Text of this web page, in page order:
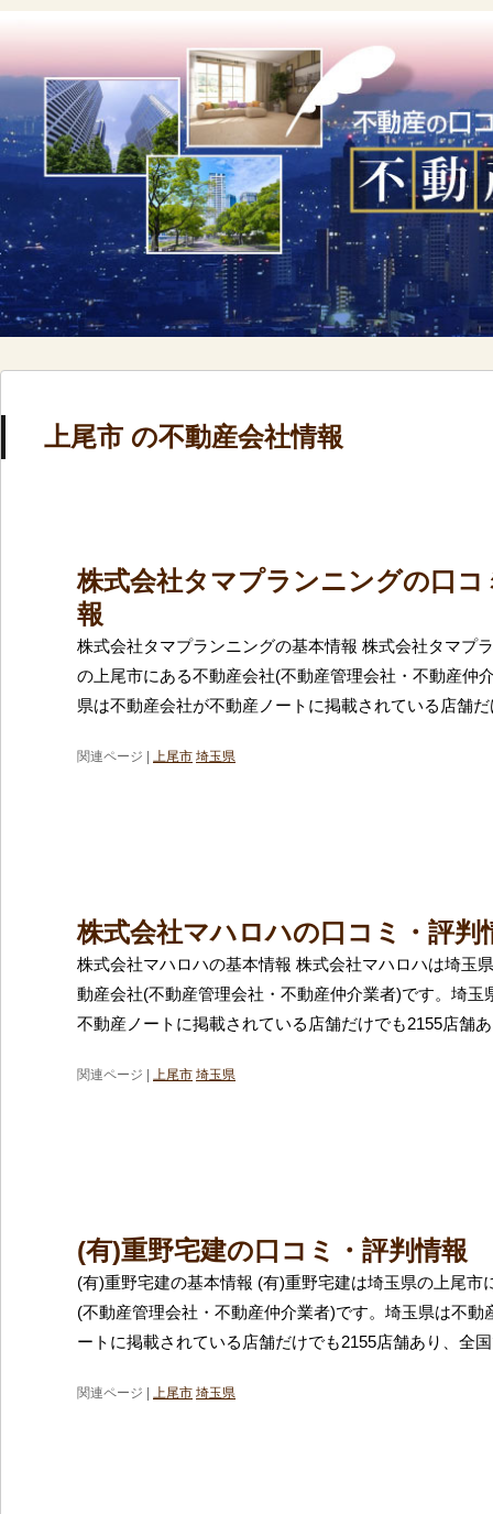
上尾市 の不動産会社情報
株式会社タマプランニングの口コ
報
株式会社タマプランニングの基本情報 株式会社タマプ
の上尾市にある不動産会社(不動産管理会社・不動産仲
県は不動産会社が不動産ノートに掲載されている店舗
関連ページ | 上尾市 埼玉県
株式会社マハロハの口コミ・評判
株式会社マハロハの基本情報 株式会社マハロハは埼玉
動産会社(不動産管理会社・不動産仲介業者)です。埼玉
不動産ノートに掲載されている店舗だけでも2155店舗
関連ページ | 上尾市 埼玉県
(有)重野宅建の口コミ・評判情報
(有)重野宅建の基本情報 (有)重野宅建は埼玉県の上尾市
(不動産管理会社・不動産仲介業者)です。埼玉県は不動
ートに掲載されている店舗だけでも2155店舗あり、全
関連ページ | 上尾市 埼玉県